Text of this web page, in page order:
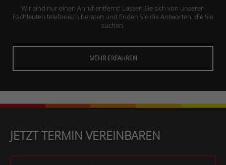
Wir sind nur einen Anruf entfernt! Lassen Sie sich von unseren
Fachleuten telefonisch beraten und finden Sie die Antworten, die Sie
suchen.
MEHR ERFAHREN
JETZT TERMIN VEREINBAREN